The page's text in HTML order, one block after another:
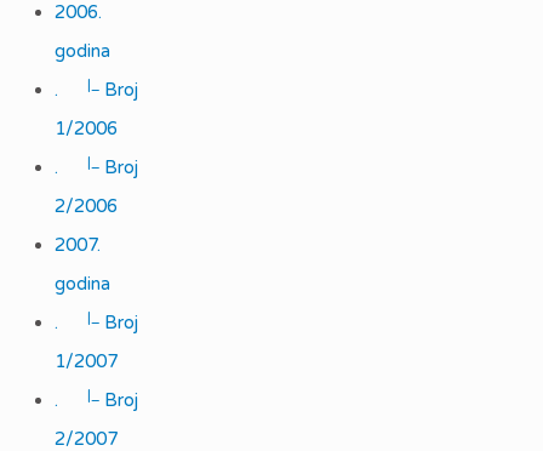
2006.
godina
.
|_
Broj
1/2006
.
|_
Broj
2/2006
2007.
godina
.
|_
Broj
1/2007
.
|_
Broj
2/2007